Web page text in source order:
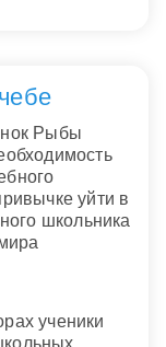
Рыбы
уйти в
школьника
ученики